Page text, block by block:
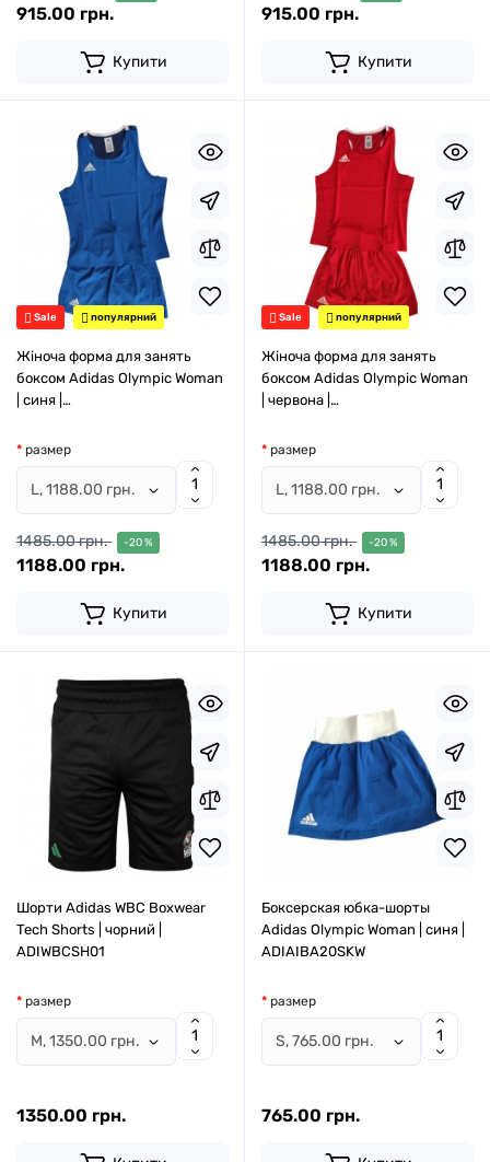
915.00 грн.
Купити
915.00 грн.
Купити
Sale популярний
Жіноча форма для занять
боксом Adidas Olympic Woman
| синя |
размер
1485.00 грн. -20 %
1188.00 грн.
Купити
Sale популярний
Жіноча форма для занять
боксом Adidas Olympic Woman
| червона |
размер
1485.00 грн. -20 %
1188.00 грн.
Купити
Шорти Adidas WBC Boxwear
Tech Shorts | чорний |
ADIWBCSH01
размер
1350.00 грн.
Боксерская юбка-шорты
Adidas Olympic Woman | синя |
ADIAIBA20SKW
размер
765.00 грн.